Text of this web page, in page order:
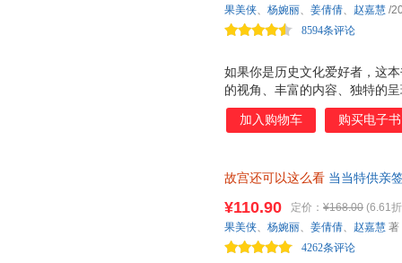
如果你是历史文化爱好者，这
的视角、丰富的内容、独特的
元的文化内涵。书中大量未公
通往故宫神秘世界的大门。 对
不用担心。这本书摒弃了传统
交流的趣事，都能让你看得津
外，对于收藏爱好者而言，故
包含的院长寄语等元素
8594条评论
果美侠、 杨婉丽、 姜倩倩、 赵嘉慧 /
加入购物车 购买电子书
故宫还可以这么看 当当特供亲
图书,用更深情的理解触摸历史,
者签名，四位作者任一亲签
¥110.90 定价： ¥168.00 (6.61
4262条评论
果美侠、 杨婉丽、 姜倩倩、 赵嘉慧